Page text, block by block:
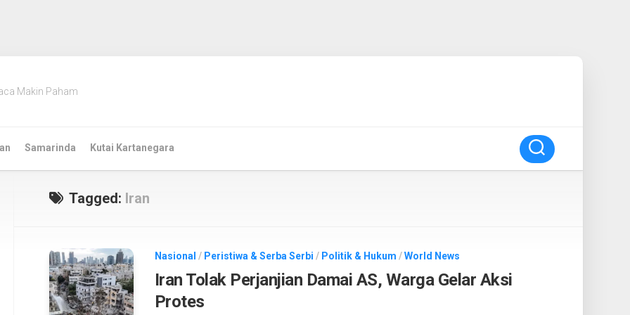
Makin Paham
Samarinda Kutai Kartanegara
Tagged: Iran
Nasional / Peristiwa & Serba Serbi / Politik & Hukum /World News
Iran Tolak Perjanjian Damai AS, Warga Gelar Aksi
Protes